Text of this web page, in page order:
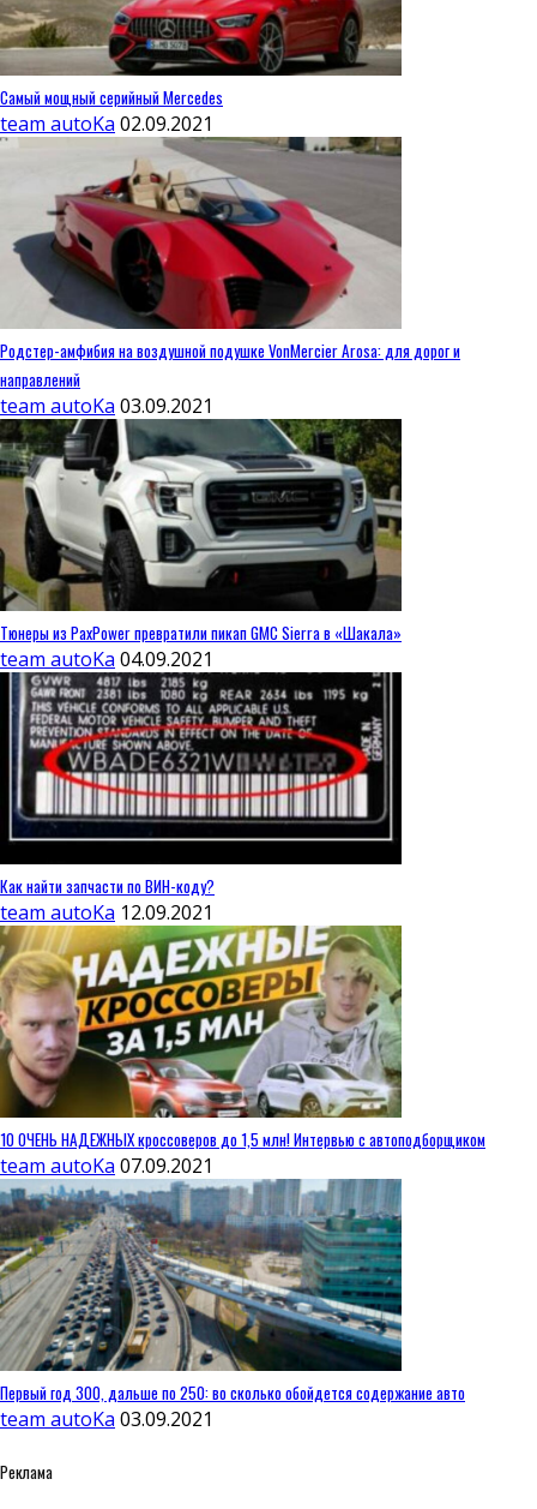
Самый мощный серийный Mercedes
team autoKa 02.09.2021
Родстер-амфибия на воздушной подушке VonMercier Arosa: для дорог и
направлений
team autoKa 03.09.2021
Тюнеры из PaxPower превратили пикап GMC Sierra в «Шакала»
team autoKa 04.09.2021
Как найти запчасти по ВИН-коду?
team autoKa 12.09.2021
10 ОЧЕНЬ НАДЕЖНЫХ кроссоверов до 1,5 млн! Интервью с автоподборщиком
team autoKa 07.09.2021
Первый год 300, дальше по 250: во сколько обойдется содержание авто
team autoKa 03.09.2021
Реклама